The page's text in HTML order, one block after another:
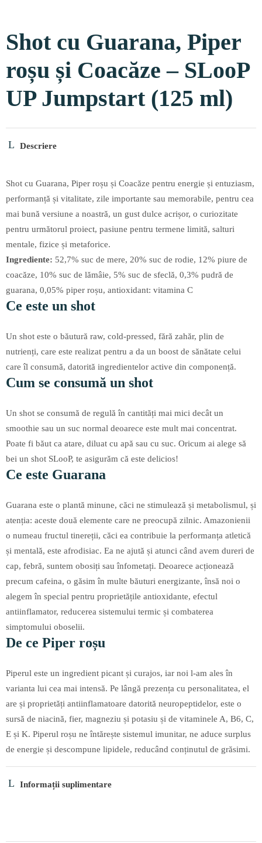
Shot cu Guarana, Piper
roșu și Coacăze – SLooP
UP Jumpstart (125 ml)
Descriere
Shot cu Guarana, Piper roșu și Coacăze pentru energie și entuziasm,
performanță și vitalitate, zile importante sau memorabile, pentru cea
mai bună versiune a noastră, un gust dulce acrișor, o curiozitate
pentru următorul proiect, pasiune pentru termene limită, salturi
mentale, fizice și metaforice.
Ingrediente: 52,7% suc de mere, 20% suc de rodie, 12% piure de
coacăze, 10% suc de lămâie, 5% suc de sfeclă, 0,3% pudră de
guarana, 0,05% piper roșu, antioxidant: vitamina C
Ce este un shot
Un shot este o băutură raw, cold-pressed, fără zahăr, plin de
nutrienți, care este realizat pentru a da un boost de sănătate celui
care îl consumă, datorită ingredientelor active din componență.
Cum se consumă un shot
Un shot se consumă de regulă în cantități mai mici decât un
smoothie sau un suc normal deoarece este mult mai concentrat.
Poate fi băut ca atare, diluat cu apă sau cu suc. Oricum ai alege să
bei un shot SLooP, te asigurăm că este delicios!
Ce este Guarana
Guarana este o plantă minune, căci ne stimulează și metabolismul, și
atenția: aceste două elemente care ne preocupă zilnic. Amazonienii
o numeau fructul tinereții, căci ea contribuie la performanța atletică
și mentală, este afrodisiac. Ea ne ajută și atunci când avem dureri de
cap, febră, suntem obosiți sau înfometați. Deoarece acționează
precum cafeina, o găsim în multe băuturi energizante, însă noi o
alegem în special pentru proprietățile antioxidante, efectul
antiinflamator, reducerea sistemului termic și combaterea
simptomului oboselii.
De ce Piper roșu
Piperul este un ingredient picant și curajos, iar noi l-am ales în
varianta lui cea mai intensă. Pe lângă prezența cu personalitatea, el
are și proprietăți antiinflamatoare datorită neuropeptidelor, este o
sursă de niacină, fier, magneziu și potasiu și de vitaminele A, B6, C,
E și K. Piperul roșu ne întărește sistemul imunitar, ne aduce surplus
de energie și descompune lipidele, reducând conținutul de grăsimi.
Informații suplimentare